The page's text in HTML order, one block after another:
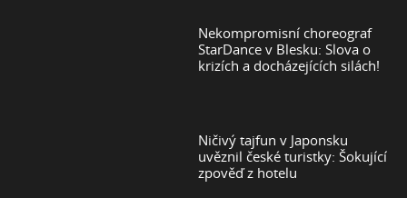
Nekompromisní choreograf
StarDance v Blesku: Slova o
krizích a docházejících silách!
Ničivý tajfun v Japonsku
uvěznil české turistky: Šokující
zpověď z hotelu